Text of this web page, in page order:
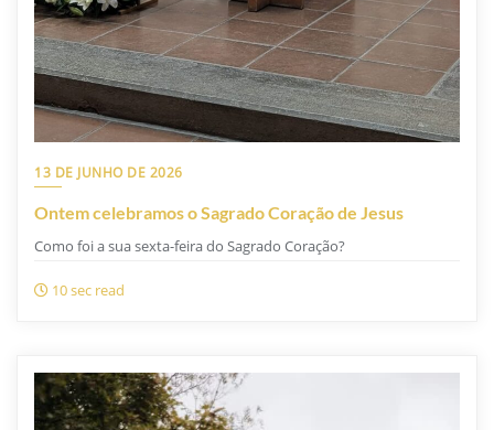
13 DE JUNHO DE 2026
Ontem celebramos o Sagrado Coração de Jesus
Como foi a sua sexta-feira do Sagrado Coração?
10 sec read